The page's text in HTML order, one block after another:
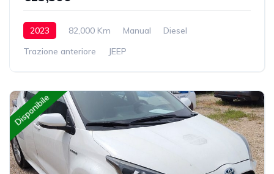
2023 82,000 Km Manual
Diesel
Trazione anteriore
JEEP
Disponibile